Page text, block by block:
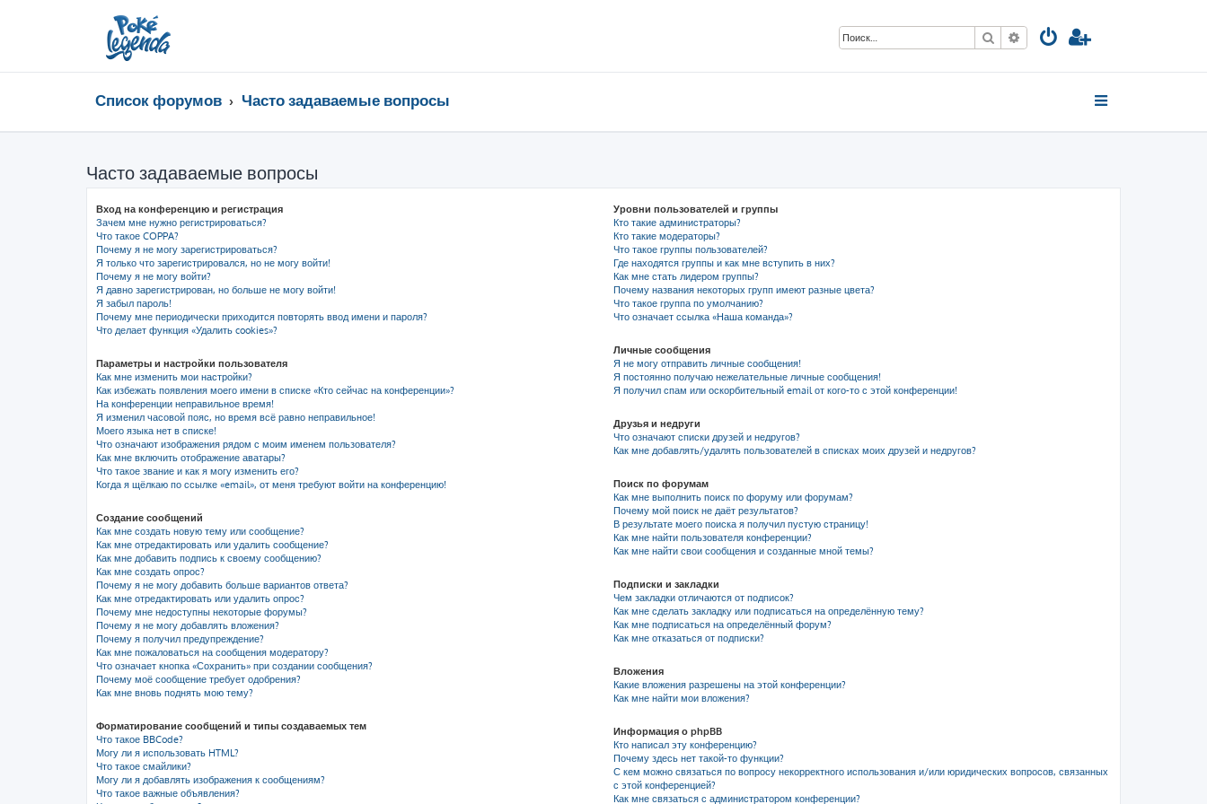
Поиск Расширенный поиск
Список форумов Часто задаваемые вопросы
Часто задаваемые вопросы
Вход на конференцию и регистрация
Зачем мне нужно регистрироваться?
Что такое COPPA?
Почему я не могу зарегистрироваться?
Я только что зарегистрировался, но не могу войти!
Почему я не могу войти?
Я давно зарегистрирован, но больше не могу войти!
Я забыл пароль!
Почему мне периодически приходится повторять ввод имени и пароля?
Что делает функция «Удалить cookies»?
Параметры и настройки пользователя
Как мне изменить мои настройки?
Как избежать появления моего имени в списке «Кто сейчас на конференции»?
На конференции неправильное время!
Я изменил часовой пояс, но время всё равно неправильное!
Моего языка нет в списке!
Что означают изображения рядом с моим именем пользователя?
Как мне включить отображение аватары?
Что такое звание и как я могу изменить его?
Когда я щёлкаю по ссылке «email», от меня требуют войти на конференцию!
Создание сообщений
Как мне создать новую тему или сообщение?
Как мне отредактировать или удалить сообщение?
Как мне добавить подпись к своему сообщению?
Как мне создать опрос?
Почему я не могу добавить больше вариантов ответа?
Как мне отредактировать или удалить опрос?
Почему мне недоступны некоторые форумы?
Почему я не могу добавлять вложения?
Почему я получил предупреждение?
Как мне пожаловаться на сообщения модератору?
Что означает кнопка «Сохранить» при создании сообщения?
Почему моё сообщение требует одобрения?
Как мне вновь поднять мою тему?
Форматирование сообщений и типы создаваемых тем
Что такое BBCode?
Могу ли я использовать HTML?
Что такое смайлики?
Могу ли я добавлять изображения к сообщениям?
Что такое важные объявления?
Уровни пользователей и группы
Кто такие администраторы?
Кто такие модераторы?
Что такое группы пользователей?
Где находятся группы и как мне вступить в них?
Как мне стать лидером группы?
Почему названия некоторых групп имеют разные цвета?
Что такое группа по умолчанию?
Что означает ссылка «Наша команда»?
Личные сообщения
Я не могу отправить личные сообщения!
Я постоянно получаю нежелательные личные сообщения!
Я получил спам или оскорбительный email от кого-то с этой конференции!
Друзья и недруги
Что означают списки друзей и недругов?
Как мне добавлять/удалять пользователей в списках моих друзей и недругов?
Поиск по форумам
Как мне выполнить поиск по форуму или форумам?
Почему мой поиск не даёт результатов?
В результате моего поиска я получил пустую страницу!
Как мне найти пользователя конференции?
Как мне найти свои сообщения и созданные мной темы?
Подписки и закладки
Чем закладки отличаются от подписок?
Как мне сделать закладку или подписаться на определённую тему?
Как мне подписаться на определённый форум?
Как мне отказаться от подписки?
Вложения
Какие вложения разрешены на этой конференции?
Как мне найти мои вложения?
Информация о phpBB
Кто написал эту конференцию?
Почему здесь нет такой-то функции?
С кем можно связаться по вопросу некорректного использования и/или юридических вопросов, связанных
с этой конференцией?
Как мне связаться с администратором конференции?